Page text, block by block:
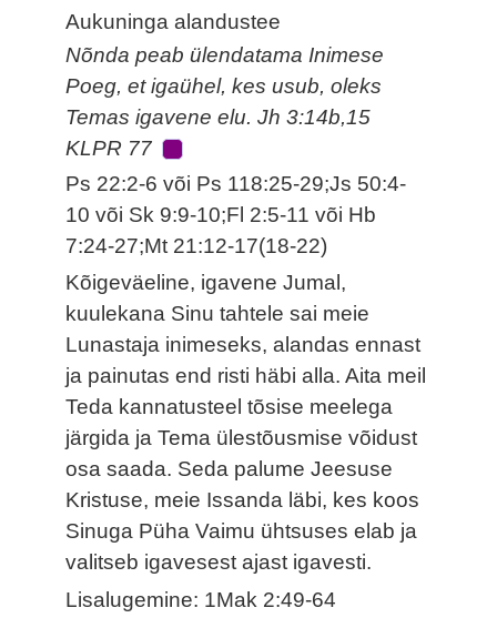
Aukuninga alandustee
Nõnda peab ülendatama Inimese
Poeg, et igaühel, kes usub, oleks
Temas igavene elu. Jh 3:14b,15
KLPR 77
Ps 22:2-6 või Ps 118:25-29;Js 50:4-
10 või Sk 9:9-10;Fl 2:5-11 või Hb
7:24-27;Mt 21:12-17(18-22)
Kõigeväeline, igavene Jumal,
kuulekana Sinu tahtele sai meie
Lunastaja inimeseks, alandas ennast
ja painutas end risti häbi alla. Aita meil
Teda kannatusteel tõsise meelega
järgida ja Tema ülestõusmise võidust
osa saada. Seda palume Jeesuse
Kristuse, meie Issanda läbi, kes koos
Sinuga Püha Vaimu ühtsuses elab ja
valitseb igavesest ajast igavesti.
Lisalugemine: 1Mak 2:49-64